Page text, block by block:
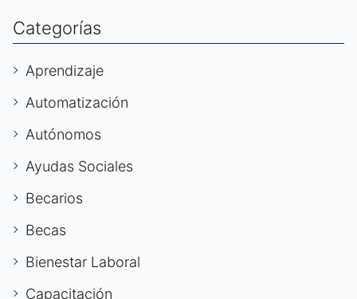
Categorías
Aprendizaje
Automatización
Autónomos
Ayudas Sociales
Becarios
Becas
Bienestar Laboral
Capacitación